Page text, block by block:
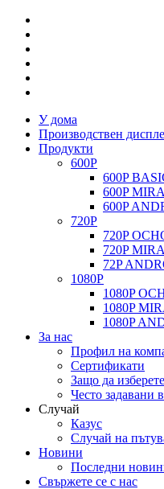
У дома
Производствен
Продукти
600P
600P
600P
600P
720P
720P
720P
72P
1080P
1080P
1080P
1080P
За нас
Профил на
Сертификати
Защо да
Често задавани
Случай
Казус
Случай на
Новини
Последни
Свържете се с нас